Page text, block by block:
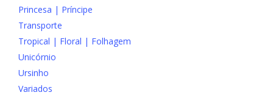
Princesa | Príncipe
Transporte
Tropical | Floral | Folhagem
Unicórnio
Ursinho
Variados